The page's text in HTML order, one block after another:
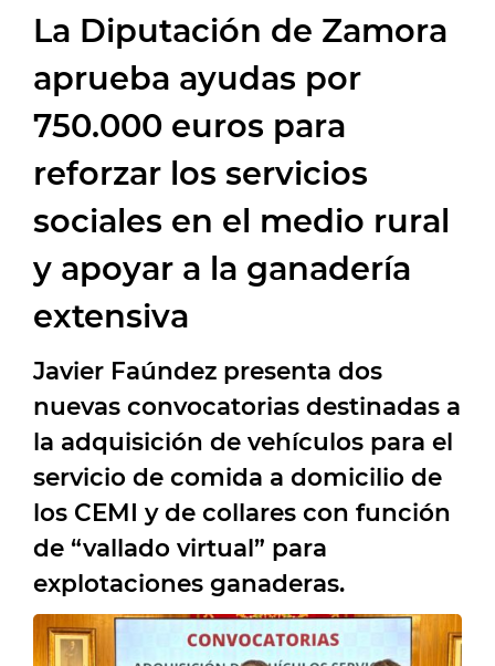
La Diputación de Zamora
aprueba ayudas por
750.000 euros para
reforzar los servicios
sociales en el medio rural
y apoyar a la ganadería
extensiva
Javier Faúndez presenta dos
nuevas convocatorias destinadas a
la adquisición de vehículos para el
servicio de comida a domicilio de
los CEMI y de collares con función
de “vallado virtual” para
explotaciones ganaderas.